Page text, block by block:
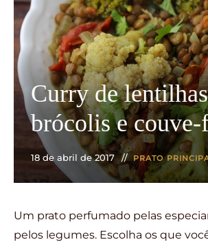
Curry de
brócolis e
18 de abril de 2017 PRATO
Um prato perfumado pelas
pelos legumes. Escolha os que